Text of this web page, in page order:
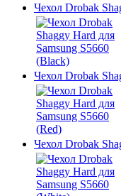
Чехол Drobak
Чехол Drobak
Чехол Drobak